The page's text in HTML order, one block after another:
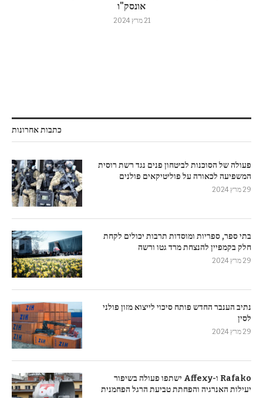
אונסק"ו
21 מרץ 2024
כתבות אחרונות
פעולה של הסוכנות לביטחון פנים נגד רשת רוסית
המשפיעה לכאורה על פוליטיקאים פולנים
29 מרץ 2024
בתי ספר, ספריות ומוסדות תרבות יכולים לקחת
חלק בקמפיין להנצחת מרד גטו ורשה
29 מרץ 2024
נתיב הענבר החדש פותח סיכוי לייצוא מזון פולני
לסין
29 מרץ 2024
Rafako ו-Affexy ישתפו פעולה בשיפור
יעילות האנרגיה והפחתת טביעת הרגל הפחמנית